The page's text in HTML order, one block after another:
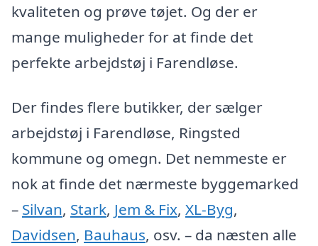
kvaliteten og prøve tøjet. Og der er
mange muligheder for at finde det
perfekte arbejdstøj i Farendløse.
Der findes flere butikker, der sælger
arbejdstøj i Farendløse, Ringsted
kommune og omegn. Det nemmeste er
nok at finde det nærmeste byggemarked
– Silvan, Stark, Jem & Fix, XL-Byg,
Davidsen, Bauhaus, osv. – da næsten alle